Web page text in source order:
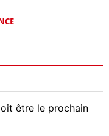
être le prochain